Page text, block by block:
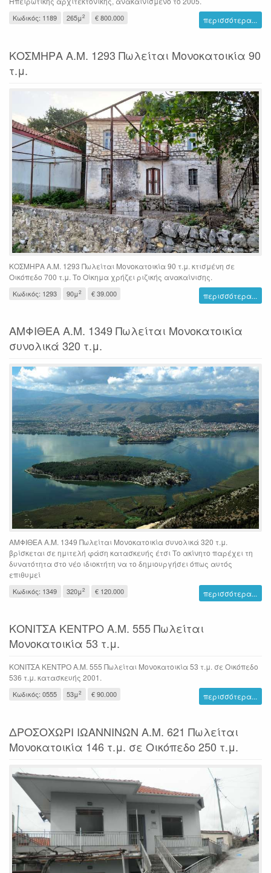
Κωδικός: 1189 265μ2 € 800.000 περισσότερα...
ΚΟΣΜΗΡΑ Α.Μ. 1293 Πωλείται Μονοκατοικία 90
τ.μ.
ΚΟΣΜΗΡΑ Α.Μ. 1293 Πωλείται Μονοκατοικία 90 τ.μ. κτισμένη σε
Οικόπεδο 700 τ.μ. Το Οίκημα χρήζει ριζικής ανακαίνισης.
Κωδικός: 1293 90μ2 € 39.000 περισσότερα...
ΑΜΦΙΘΕΑ Α.Μ. 1349 Πωλείται Μονοκατοικία
συνολικά 320 τ.μ.
ΑΜΦΙΘΕΑ Α.Μ. 1349 Πωλείται Μονοκατοικία συνολικά 320 τ.μ.
βρίσκεται σε ημιτελή φάση κατασκευής έτσι Το ακίνητο παρέχει τη
δυνατότητα στο νέο ιδιοκτήτη να το δημιουργήσει όπως αυτός
επιθυμεί
Κωδικός: 1349 320μ2 € 120.000 περισσότερα...
ΚΟΝΙΤΣΑ ΚΕΝΤΡΟ Α.Μ. 555 Πωλείται
Μονοκατοικία 53 τ.μ.
ΚΟΝΙΤΣΑ ΚΕΝΤΡΟ Α.Μ. 555 Πωλείται Μονοκατοικία 53 τ.μ. σε Οικόπεδο
536 τ.μ. κατασκευής 2001.
Κωδικός: 0555 53μ2 € 90.000 περισσότερα...
ΔΡΟΣΟΧΩΡΙ ΙΩΑΝΝΙΝΩΝ Α.Μ. 621 Πωλείται
Μονοκατοικία 146 τ.μ. σε Οικόπεδο 250 τ.μ.